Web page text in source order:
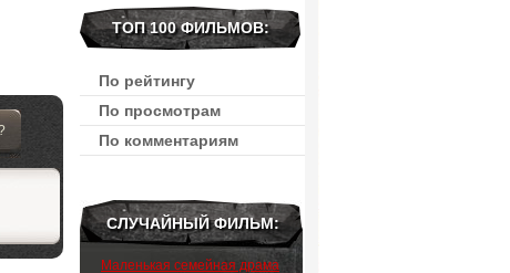
ТОП 100 ФИЛЬМОВ:
По рейтингу
По просмотрам
По комментариям
СЛУЧАЙНЫЙ ФИЛЬМ:
Маленькая семейная драма